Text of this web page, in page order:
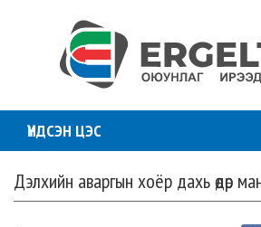
ҮНДСЭН ЦЭС
Дэлхийн аваргын хоёр дахь өдөр